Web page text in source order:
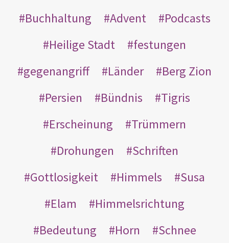
Buchhaltung
Advent
Podcasts
Heilige Stadt
festungen
gegenangriff
Länder
Berg Zion
Persien
Bündnis
Tigris
Erscheinung
Trümmern
Drohungen
Schriften
Gottlosigkeit
Himmels
Susa
Elam
Himmelsrichtung
Bedeutung
Horn
Schnee